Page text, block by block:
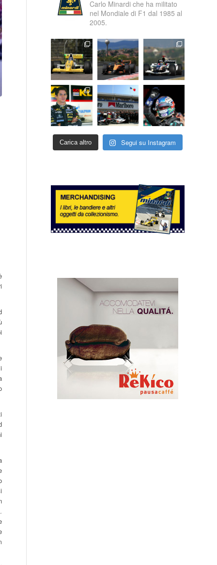
Carlo Minardi che ha militato
nel Mondiale di F1 dal 1985 al
2005.
Carica altro Segui su Instagram